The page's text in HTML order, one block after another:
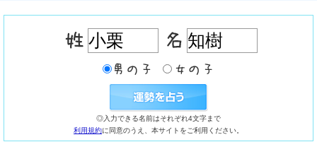
◎入力できる名前はそれぞれ4文字まで
利用規約に同意のうえ、本サイトをご利用ください。